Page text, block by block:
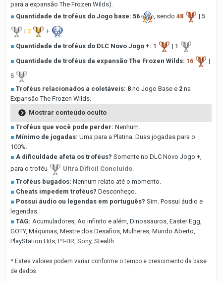
para a expansão The Frozen Wilds).
■ Quantidade de troféus do Jogo base: 56 , sendo 48 | 5
| 2
+
■ Quantidade de troféus do DLC Novo Jogo +: 1 | 1
■ Quantidade de troféus da expansão The Frozen Wilds: 16
|
5
■ Troféus relacionados a coletáveis: 8 no Jogo Base e 2 na
Expansão The Frozen Wilds.
Mostrar conteúdo oculto
■ Troféus que você pode perder: Nenhum.
■ Mínimo de jogadas: Uma para a Platina. Duas jogadas para o
100%.
■ A dificuldade afeta os troféus? Somente no DLC Novo Jogo +,
para o troféu
Ultra Difícil Concluído.
■ Troféus bugados: Nenhum relato até o momento.
■ Cheats impedem troféus? Desconheço.
■ Possui áudio ou legendas em português? Sim. Possui áudio e
legendas.
■ TAG: Acumuladores, Ao infinito e além, Dinossauros, Easter Egg,
GOTY, Máquinas, Mestre dos Desafios, Mulheres, Mundo Aberto,
PlayStation Hits, PT-BR, Sony, Stealth.
* Estes valores podem variar conforme o tempo e crescimento da base
de dados.